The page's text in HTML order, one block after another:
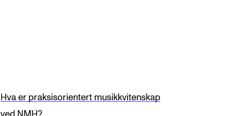
Hva er praksisorientert musikkvitenskap